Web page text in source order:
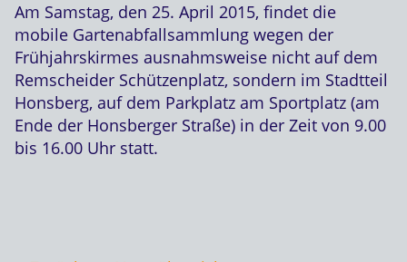
Am Samstag, den 25. April 2015, findet die
mobile Gartenabfallsammlung wegen der
Frühjahrskirmes ausnahmsweise nicht auf dem
Remscheider Schützenplatz, sondern im Stadtteil
Honsberg, auf dem Parkplatz am Sportplatz (am
Ende der Honsberger Straße) in der Zeit von 9.00
bis 16.00 Uhr statt.